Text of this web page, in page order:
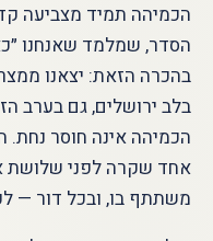
הכמיהה תמיד מצביעה
הסדר, שמלמד שאנחנו
בהכרה הזאת: יצאנו
בלב ירושלים, גם בערב
הכמיהה אינה חוסר נחת.
אחד שקרה לפני שלושת
משתתף בו, ובכל דור —